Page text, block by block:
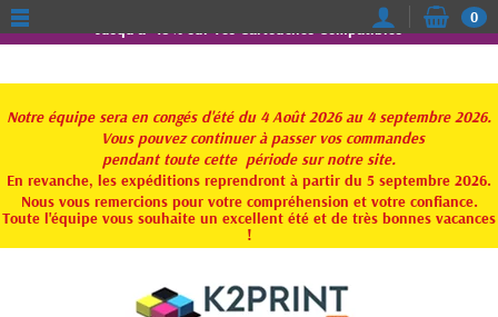
Jusqu'à -15% sur vos Cartouches Compatibles
Notre équipe sera en congés d'été du 4 Août 2026 au 4 septembre 2026.
Vous pouvez continuer à passer vos commandes
pendant toute cette période sur notre site.
En revanche, les expéditions reprendront à partir du 5 septembre 2026.
Nous vous remercions pour votre compréhension et votre confiance.
Toute l'équipe vous souhaite un excellent été et de très bonnes vacances
!
0